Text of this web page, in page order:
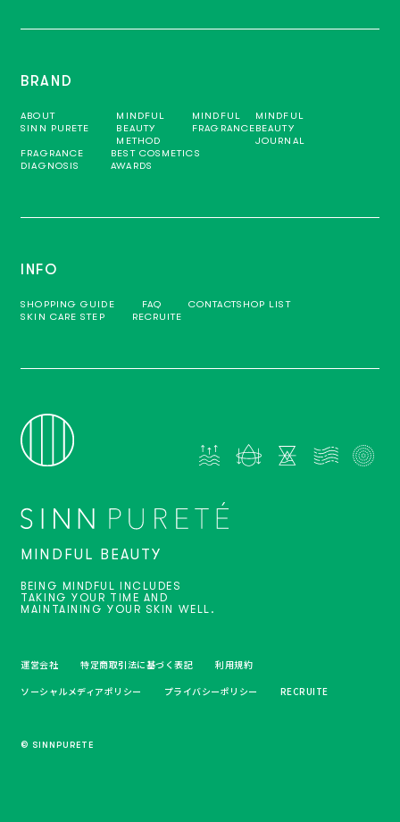
BRAND
ABOUT
SINN PURETE
MINDFUL
BEAUTY
METHOD
MINDFUL
FRAGRANCE
MINDFUL
BEAUTY
JOURNAL
FRAGRANCE
DIAGNOSIS
BEST COSMETICS
AWARDS
INFO
SHOPPING GUIDE FAQ CONTACTSHOP LIST
SKIN CARE STEP
RECRUITE
MINDFUL BEAUTY
BEING MINDFUL INCLUDES
TAKING YOUR TIME AND
MAINTAINING YOUR SKIN WELL.
運営会社 特定商取引法に基づく表記
利用規約
ソーシャルメディアポリシー
プライバシーポリシー RECRUITE
© SINNPURETE